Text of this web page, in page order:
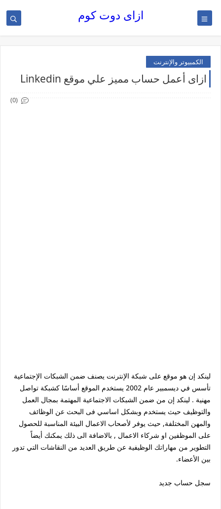
ازاى دوت كوم
الكمبيوتر والإنترنت
ازاى أعمل حساب مميز علي موقع Linkedin
(0)
لينكد إن هو موقع على شبكة الإنترنت يصنف ضمن الشبكات الإجتماعية
تأسس في ديسمبير عام 2002 يستخدم الموقع أساسًا كشبكة تواصل
مهنية . لينكد إن من ضمن الشبكات الاجتماعية المهتمة بمجال العمل
والتوظيف حيث يستخدم وبشكل اساسي فى البحث عن الوظائف
والمهن المختلفة, حيث يوفر لأصحاب الاعمال البيئة المناسبة للحصول
على الموظفين او شركاء الاعمال , بالاضافة الى ذلك يمكنك أيضاً
التطوير من مهاراتك الوظيفية عن طريق العديد من النقاشات التي تدور
بين الأعضاء.
سجل حساب جديد